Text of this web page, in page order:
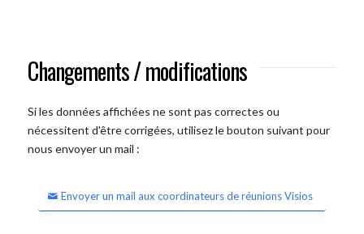
Changements / modifications
Si les données affichées ne sont pas correctes ou
nécessitent d'être corrigées, utilisez le bouton suivant pour
nous envoyer un mail :
Envoyer un mail aux coordinateurs de réunions Visios